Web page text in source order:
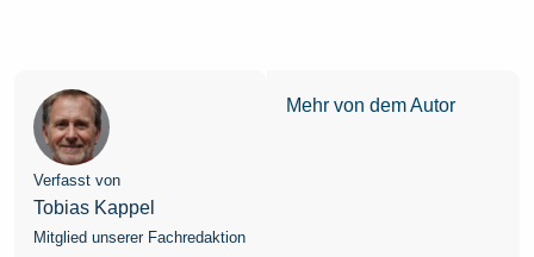
Verfasst von
Tobias Kappel
Mitglied unserer Fachredaktion
Mehr von dem Autor